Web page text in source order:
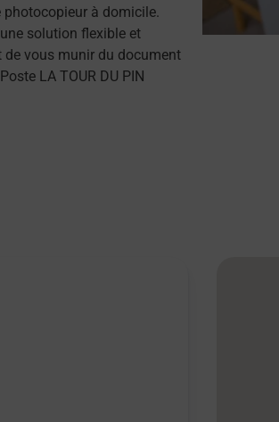
à domicile.
solution flexible et
de vous munir du document
LA TOUR DU PIN